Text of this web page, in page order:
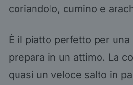
coriandolo, cumino e
È il piatto perfetto per una
prepara in un attimo. La
quasi un veloce salto in